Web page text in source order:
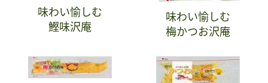
味わい愉しむ
鰹味沢庵
味わい愉しむ
梅かつお沢庵